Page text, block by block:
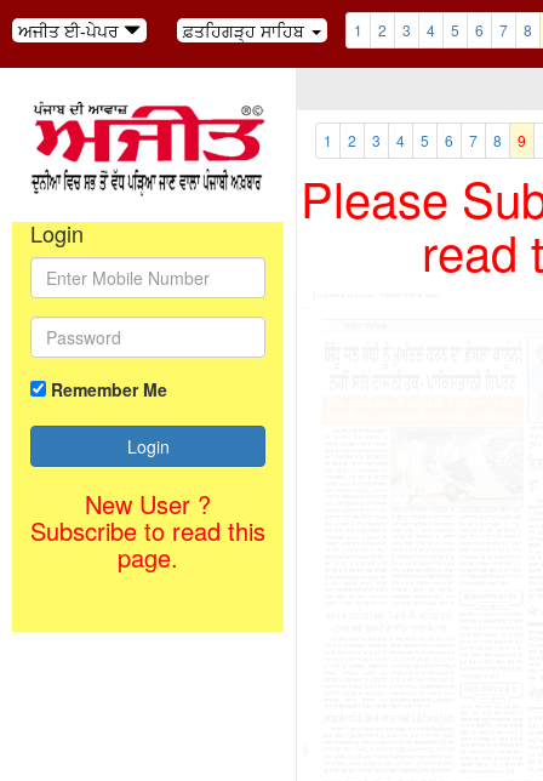
ਅਜੀਤ ਈ-ਪੇਪਰ ਫ਼ਤਹਿਗੜ੍ਹ ਸਾਹਿਬ 1 2 3 4 5 6 7 8
Login
Remember Me
New User ?
Subscribe to read this
page.
1 2 3 4 5 6 7 8 9
Please
read